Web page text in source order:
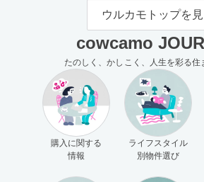
主さま向
ウルカモトップを
cowcamo
たのしく、かしこく、人生を彩る住
購入に関する
情報
ライフスタイル
別物件選び